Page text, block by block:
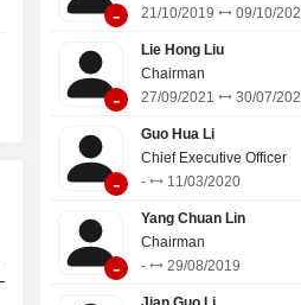
-
21/10/2019
09/10/
-
Lie Hong Liu
Chairman
27/09/2021
30/07/
-
Guo Hua Li
Chief Executive Officer
-
11/03/2020
-
Yang Chuan Lin
Chairman
-
29/08/2019